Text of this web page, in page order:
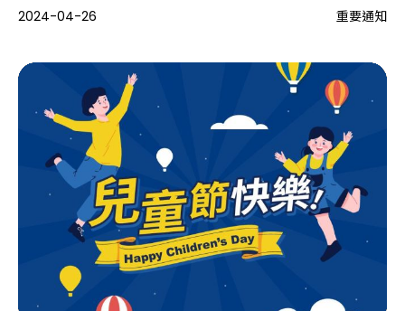
機會，同時也品牌發表！
2024-04-26 重要通知